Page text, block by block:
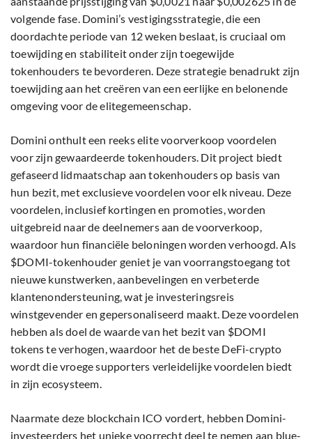
volgende fase. Domini’s vestigingsstrategie, die een
doordachte periode van 12 weken beslaat, is cruciaal om
toewijding en stabiliteit onder zijn toegewijde
tokenhouders te bevorderen. Deze strategie benadrukt zijn
toewijding aan het creëren van een eerlijke en belonende
omgeving voor de elitegemeenschap.
Domini onthult een reeks elite voorverkoop voordelen
voor zijn gewaardeerde tokenhouders. Dit project biedt
gefaseerd lidmaatschap aan tokenhouders op basis van
hun bezit, met exclusieve voordelen voor elk niveau. Deze
voordelen, inclusief kortingen en promoties, worden
uitgebreid naar de deelnemers aan de voorverkoop,
waardoor hun financiële beloningen worden verhoogd. Als
$DOMI-tokenhouder geniet je van voorrangstoegang tot
nieuwe kunstwerken, aanbevelingen en verbeterde
klantenondersteuning, wat je investeringsreis
winstgevender en gepersonaliseerd maakt. Deze voordelen
hebben als doel de waarde van het bezit van $DOMI
tokens te verhogen, waardoor het de beste DeFi-crypto
wordt die vroege supporters verleidelijke voordelen biedt
in zijn ecosysteem.
Naarmate deze blockchain ICO vordert, hebben Domini-
investeerders het unieke voorrecht deel te nemen aan blue-